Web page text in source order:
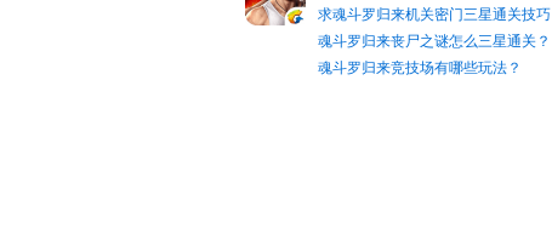
求魂斗罗归来机关密门三星通关技巧
魂斗罗归来丧尸之谜怎么三星通关？
魂斗罗归来竞技场有哪些玩法？